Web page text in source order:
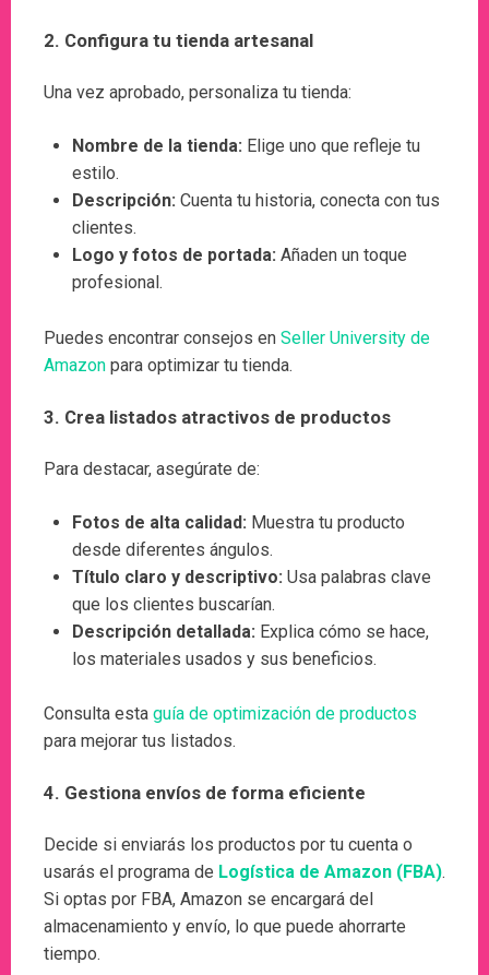
2. Configura tu tienda artesanal
Una vez aprobado, personaliza tu tienda:
Nombre de la tienda: Elige uno que refleje tu
estilo.
Descripción: Cuenta tu historia, conecta con tus
clientes.
Logo y fotos de portada: Añaden un toque
profesional.
Puedes encontrar consejos en Seller University de
Amazon para optimizar tu tienda.
3. Crea listados atractivos de productos
Para destacar, asegúrate de:
Fotos de alta calidad: Muestra tu producto
desde diferentes ángulos.
Título claro y descriptivo: Usa palabras clave
que los clientes buscarían.
Descripción detallada: Explica cómo se hace,
los materiales usados y sus beneficios.
Consulta esta guía de optimización de productos
para mejorar tus listados.
4. Gestiona envíos de forma eficiente
Decide si enviarás los productos por tu cuenta o
usarás el programa de Logística de Amazon (FBA).
Si optas por FBA, Amazon se encargará del
almacenamiento y envío, lo que puede ahorrarte
tiempo.